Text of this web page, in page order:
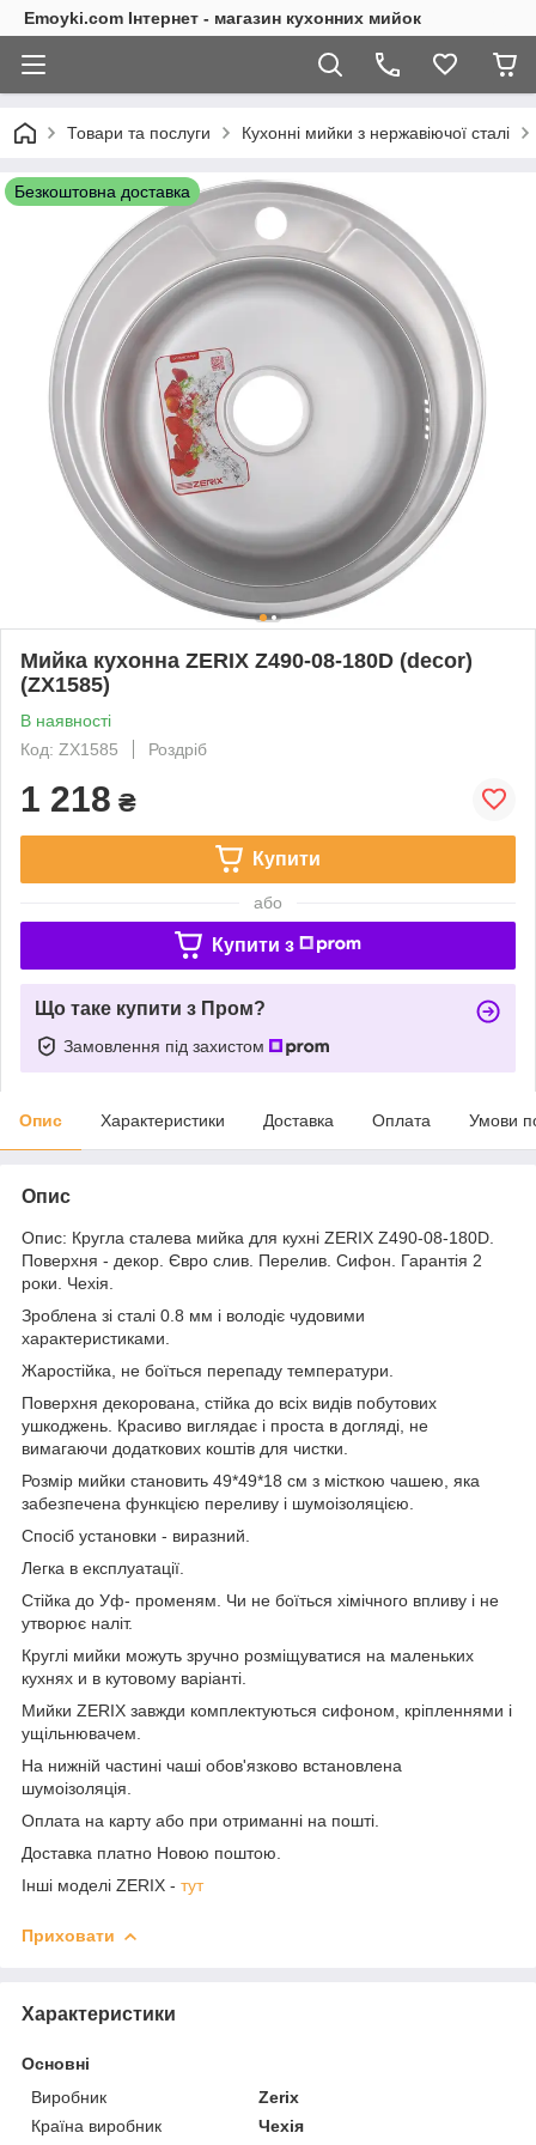
Emoyki.com Інтернет - магазин кухонних мийок
Товари та послуги Кухонні мийки з нержавіючої сталі
Безкоштовна доставка
Мийка кухонна ZERIX Z490-08-180D (decor)
(ZX1585)
В наявності
Код: ZX1585
Роздріб
1 218 ₴
Купити
або
Купити з
Що таке купити з Пром?
Замовлення під захистом
Опис Характеристики Доставка Оплата Умови
Опис
Опис: Кругла сталева мийка для кухні ZERIX Z490-08-180D.
Поверхня - декор. Євро слив. Перелив. Сифон. Гарантія 2
роки. Чехія.
Зроблена зі сталі 0.8 мм і володіє чудовими
характеристиками.
Жаростійка, не боїться перепаду температури.
Поверхня декорована, стійка до всіх видів побутових
ушкоджень. Красиво виглядає і проста в догляді, не
вимагаючи додаткових коштів для чистки.
Розмір мийки становить 49*49*18 см з місткою чашею, яка
забезпечена функцією переливу і шумоізоляцією.
Спосіб установки - виразний.
Легка в експлуатації.
Стійка до Уф- променям. Чи не боїться хімічного впливу і не
утворює наліт.
Круглі мийки можуть зручно розміщуватися на маленьких
кухнях и в кутовому варіанті.
Мийки ZERIX завжди комплектуються сифоном, кріпленнями і
ущільнювачем.
На нижній частині чаші обов'язково встановлена
шумоізоляція.
Оплата на карту або при отриманні на пошті.
Доставка платно Новою поштою.
Інші моделі ZERIX - тут
Приховати
Характеристики
Основні
Виробник
Zerix
Країна виробник
Чехія